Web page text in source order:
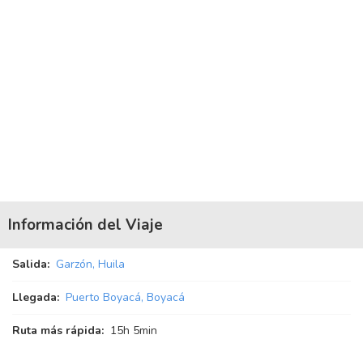
Información del Viaje
Salida: Garzón, Huila
Llegada: Puerto Boyacá, Boyacá
Ruta más rápida: 15h 5min